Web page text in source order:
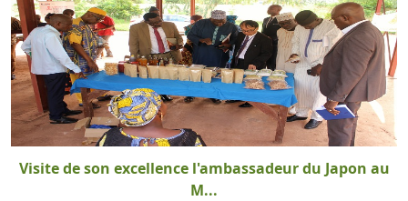
Visite de son excellence l'ambassadeur du Japon au
M...